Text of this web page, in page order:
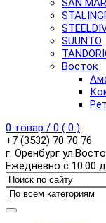
SAN
SUUNTO
Восток
0 товар / 0 ( 0 )
+7 (3532) 70 70 76
г. Оренбург
Ежедневно с 10.00